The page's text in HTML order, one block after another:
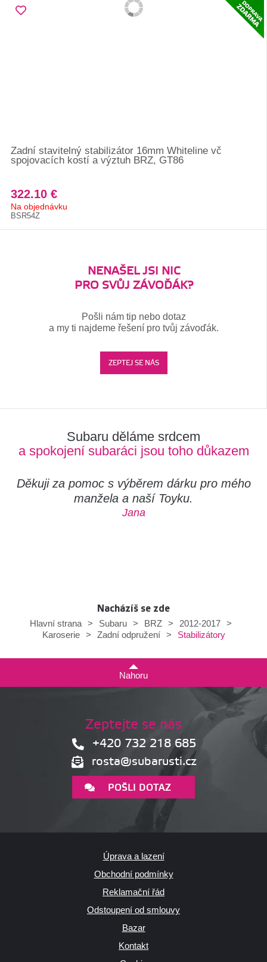
Zadní stavitelný stabilizátor 16mm Whiteline vč
spojovacích kostí a výztuh BRZ, GT86
322.10 €
Na objednávku
BSR54Z
NENAŠEL JSI NIC
PRO SVŮJ ZÁVOĎÁK?
Pošli nám tip nebo dotaz
a my ti najdeme řešení pro tvůj závoďák.
ZEPTEJ SE NÁS
Subaru děláme srdcem
a spokojení subaráci jsou toho důkazem
Děkuji za pomoc s výběrem dárku pro mého
manžela a naší Toyku.
Jana
Nacházíš se zde
Hlavní strana
> Subaru > BRZ > 2012-2017
>
Karoserie
> Zadní odpružení > Stabilizátory
Nahoru
Zeptejte se nás
+420 732 218 685
rosta@subarusti.cz
POŠLI DOTAZ
Úprava a lazení
Obchodní podmínky
Reklamační řád
Odstoupení od smlouvy
Bazar
Kontakt